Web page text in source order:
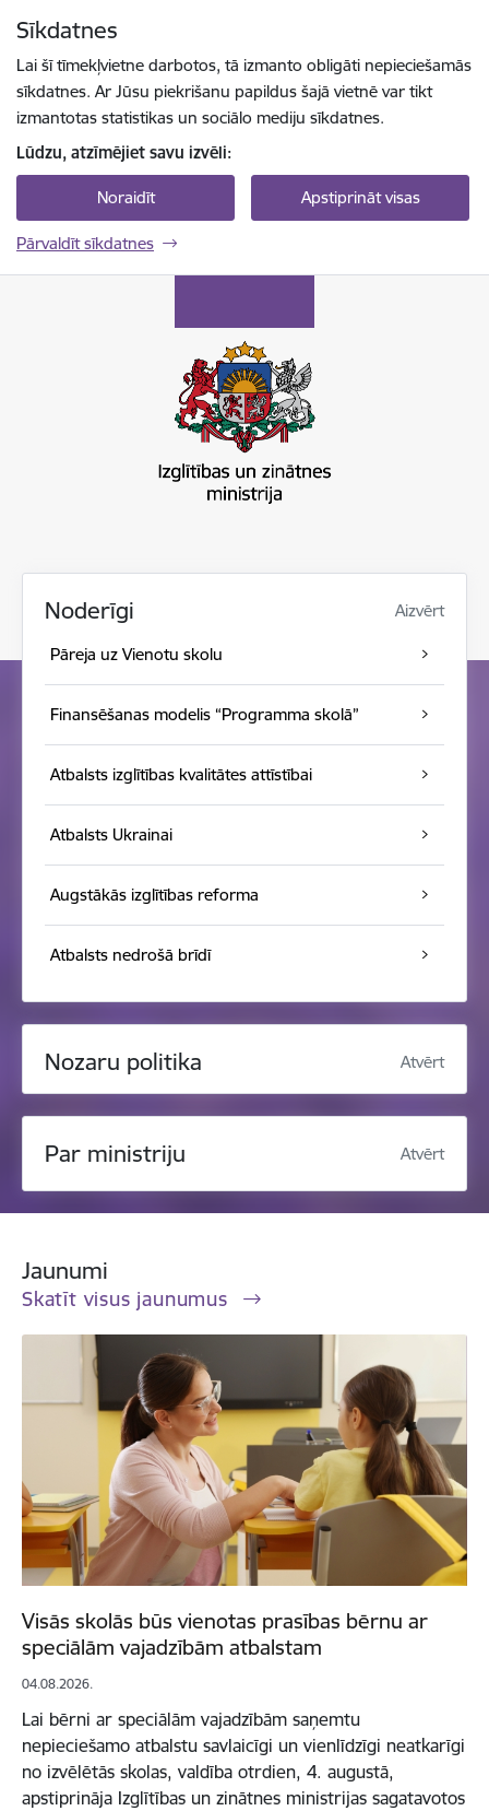
Sīkdatnes
Lai šī tīmekļvietne darbotos, tā izmanto obligāti nepieciešamās
sīkdatnes. Ar Jūsu piekrišanu papildus šajā vietnē var tikt
izmantotas statistikas un sociālo mediju sīkdatnes.
Lūdzu, atzīmējiet savu izvēli:
Noraidīt Apstiprināt visas
Pārvaldīt sīkdatnes
Noderīgi Aizvērt
Pāreja uz Vienotu skolu
Finansēšanas modelis “Programma skolā”
Atbalsts izglītības kvalitātes attīstībai
Atbalsts Ukrainai
Augstākās izglītības reforma
Atbalsts nedrošā brīdī
Nozaru politika Atvērt
Par ministriju Atvērt
Jaunumi
Skatīt visus jaunumus
Visās skolās būs vienotas prasības bērnu ar
speciālām vajadzībām atbalstam
04.08.2026.
Lai bērni ar speciālām vajadzībām saņemtu
nepieciešamo atbalstu savlaicīgi un vienlīdzīgi neatkarīgi
no izvēlētās skolas, valdība otrdien, 4. augustā,
apstiprināja Izglītības un zinātnes ministrijas sagatavotos